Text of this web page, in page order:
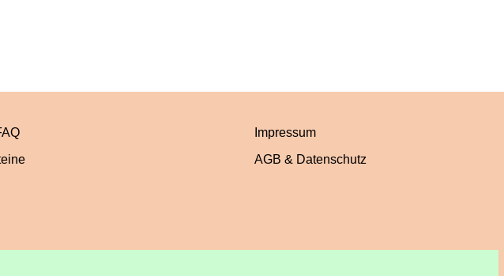
Impressum
AGB & Datenschutz